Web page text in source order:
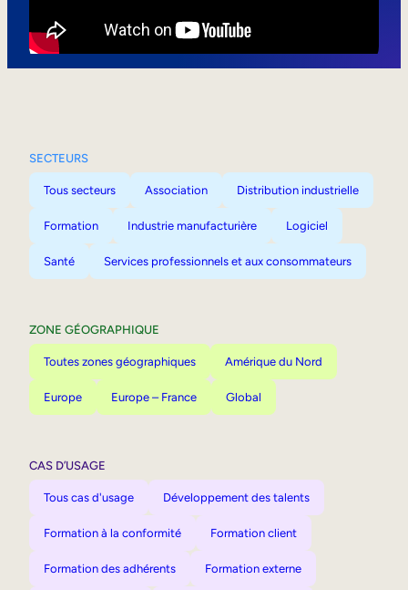
SECTEURS
Tous secteurs Association Distribution industrielle
Formation Industrie manufacturière Logiciel
Santé Services professionnels et aux consommateurs
ZONE GÉOGRAPHIQUE
Toutes zones géographiques Amérique du Nord
Europe Europe – France Global
CAS D’USAGE
Tous cas d'usage Développement des talents
Formation à la conformité Formation client
Formation des adhérents Formation externe